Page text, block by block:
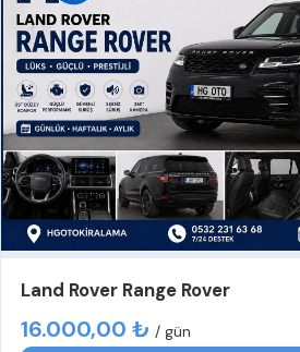
Land Rover Range Rover
16.000,00 ₺ / gün